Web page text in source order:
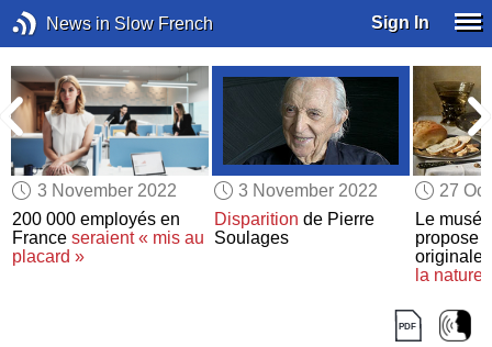
News in Slow French Sign In
3 November 2022
200 000 employés en
Franceseraient « mis au
placard »
3 November 2022
Disparition de Pierre
Soulages
27
Le
propose
originale
la nature